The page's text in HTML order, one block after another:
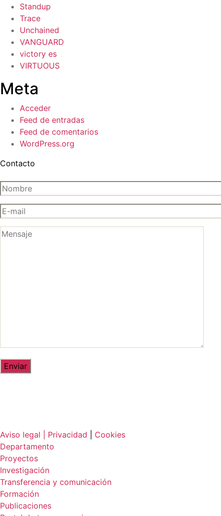
Standup
Trace
Unchained
VANGUARD
victory es
VIRTUOUS
Meta
Acceder
Feed de entradas
Feed de comentarios
WordPress.org
Contacto
Aviso legal | Privacidad
Cookies
Departamento
Proyectos
Investigación
Transferencia y comunicación
Formación
Publicaciones